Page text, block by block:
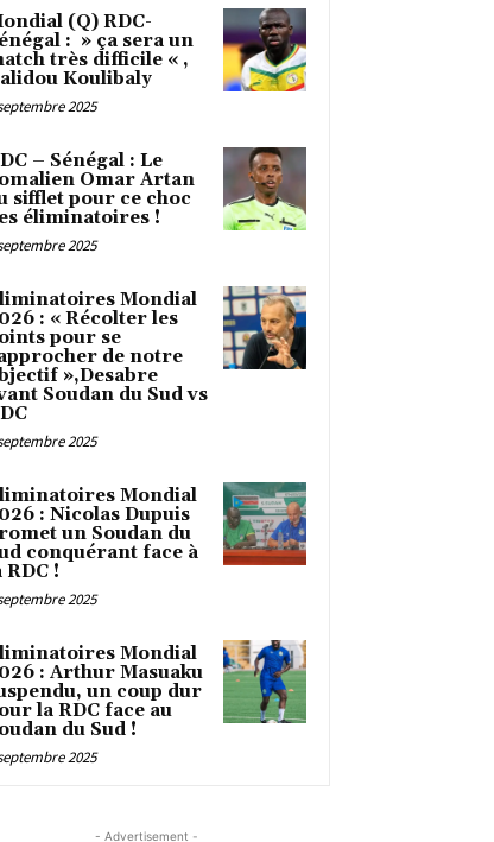
(Q) RDC-
: » ça sera un
très difficile « ,
Koulibaly
2025
– Sénégal : Le
Omar Artan
sifflet pour ce choc
éliminatoires !
2025
Mondial
: « Récolter les
pour se
de notre
»,Desabre
Soudan du Sud vs
2025
Mondial
: Nicolas Dupuis
un Soudan du
conquérant face à
RDC !
2025
Mondial
: Arthur Masuaku
un coup dur
la RDC face au
du Sud !
2025
- Advertisement -